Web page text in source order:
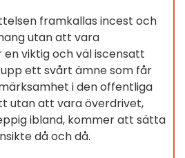
framkallas incest och
utan att vara
en viktig och väl iscensatt
ett svårt ämne som får
i den offentliga
utan att vara överdrivet,
ibland, kommer att sätta
då och då.